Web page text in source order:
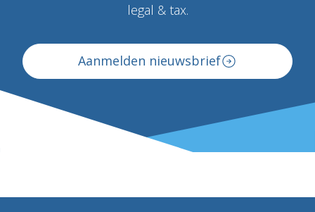
legal & tax.
Aanmelden nieuwsbrief